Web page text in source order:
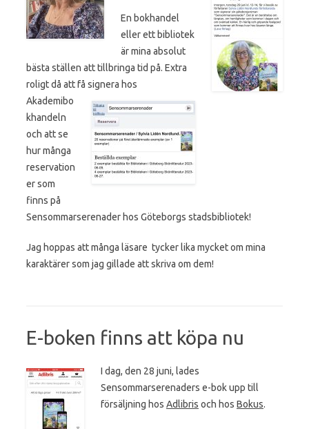
En bokhandel
eller ett bibliotek
är mina absolut
bästa ställen att tillbringa tid på. Extra
roligt då att få signera hos
Akademibo
khandeln
och att se
hur många
reservation
er som
finns på
Sensommarserenader hos Göteborgs stadsbibliotek!
Jag hoppas att många läsare tycker lika mycket om mina
karaktärer som jag gillade att skriva om dem!
E-boken finns att köpa nu
I dag, den 28 juni, lades
Sensommarserenaders e-bok upp till
försäljning hos Adlibris och hos Bokus.